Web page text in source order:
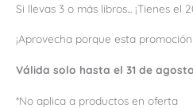
Si llevas 3 o más libros... ¡Tienes el
¡Aprovecha porque esta
Válida solo hasta el 31 de agosto
*No aplica a productos en oferta